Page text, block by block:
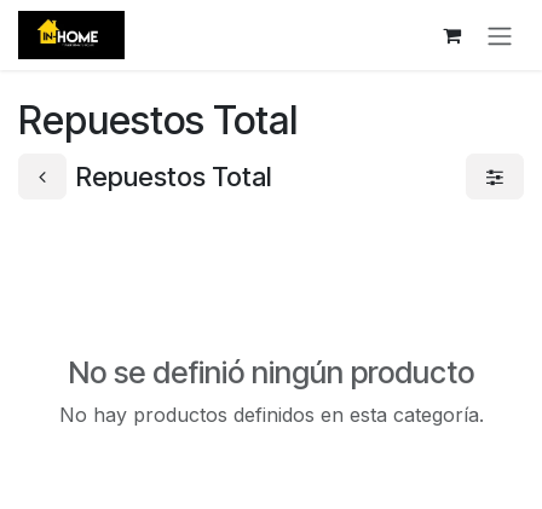
Ir al contenido
Repuestos Total
Repuestos Total
No se definió ningún producto
No hay productos definidos en esta categoría.